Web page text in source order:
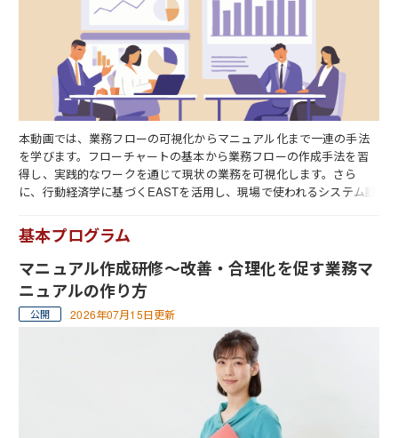
本動画では、業務フローの可視化からマニュアル化まで一連の手法
を学びます。フローチャートの基本から業務フローの作成手法を習
得し、実践的なワークを通じて現状の業務を可視化します。さら
に、行動経済学に基づくEASTを活用し、現場で使われるシステム設
基本プログラム
マニュアル作成研修～改善・合理化を促す業務マ
ニュアルの作り方
2026年07月15日更新